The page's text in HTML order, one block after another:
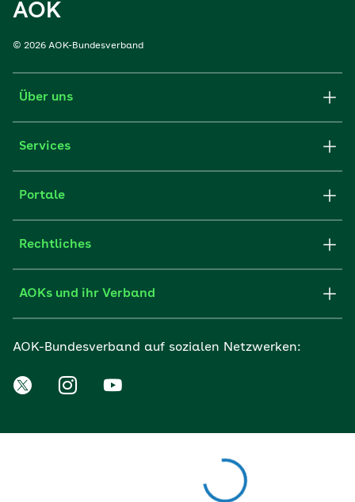
AOK
© 2026 AOK-Bundesverband
Über uns
Services
Portale
Rechtliches
AOKs und ihr Verband
AOK-Bundesverband auf sozialen Netzwerken: